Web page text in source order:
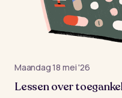
maandag 18 mei '26
Lessen over